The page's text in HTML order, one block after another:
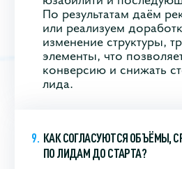
По результатам даём
или реализуем
изменение структуры,
элементы, что
конверсию и снижать
лида.
КАК СОГЛАСУЮТСЯ ОБЪЁМЫ,
ПО ЛИДАМ ДО СТАРТА?